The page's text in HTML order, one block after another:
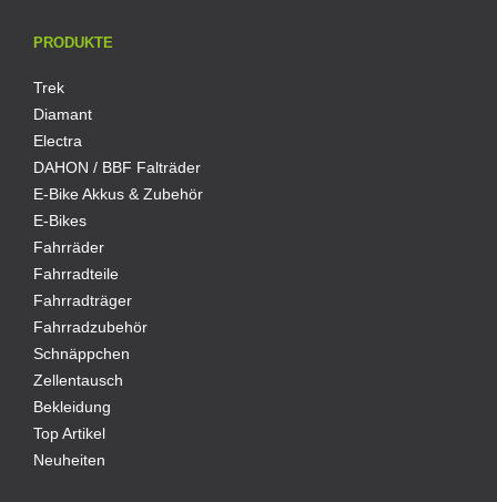
PRODUKTE
Trek
Diamant
Electra
DAHON / BBF Falträder
E-Bike Akkus & Zubehör
E-Bikes
Fahrräder
Fahrradteile
Fahrradträger
Fahrradzubehör
Schnäppchen
Zellentausch
Bekleidung
Top Artikel
Neuheiten